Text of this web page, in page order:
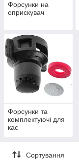
Форсунки на
оприскувач
Форсунки та
комплектуючі для
кас
Сортування